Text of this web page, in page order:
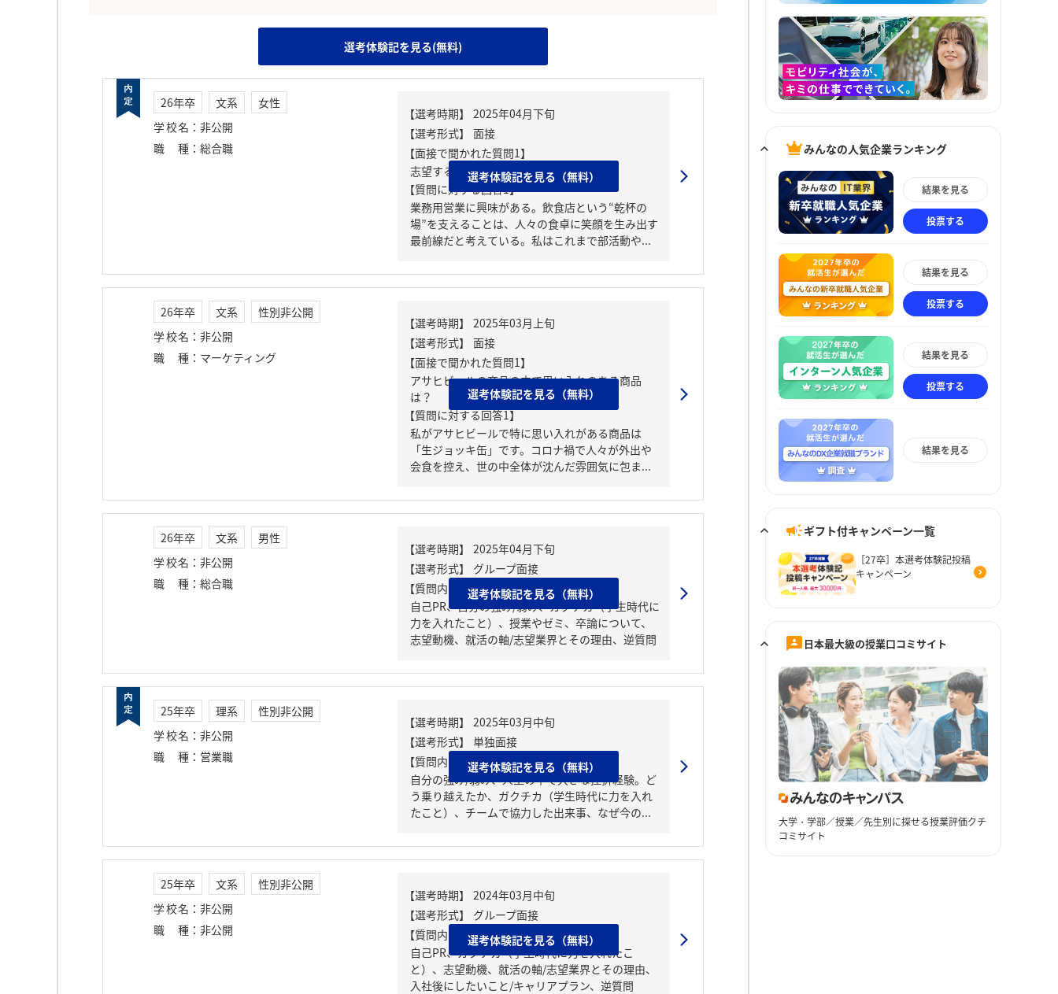
選考体験記を見る(無料)
26年卒 文系
女性
学校名 ： 非公開
職種 ： 総合職
【面接で聞かれた質問1】
志望する職種はなにか
【質問に対する回答1】
業務用営業に興味がある。飲食店という“乾杯の
場”を支えることは、人々の食卓に笑顔を生み出す
最前線だと考えている。私はこれまで部活動や...
選考体験記を見る（無料）
26年卒 文系
性別非公開
学校名 ： 非公開
職種 ： マーケティング
【面接で聞かれた質問1】
アサヒビールの商品の中で思い入れのある商品
は？
【質問に対する回答1】
私がアサヒビールで特に思い入れがある商品は
「生ジョッキ缶」です。コロナ禍で人々が外出や
会食を控え、世の中全体が沈んだ雰囲気に包ま...
選考体験記を見る（無料）
26年卒 文系
男性
学校名 ： 非公開
職種 ： 総合職
【質問内容・課題】
自己PR、自分の強み/弱み、ガクチカ（学生時代に
力を入れたこと）、授業やゼミ、卒論について、
志望動機、就活の軸/志望業界とその理由、逆質問
選考体験記を見る（無料）
25年卒 理系
性別非公開
学校名 ： 非公開
職種 ： 営業職
【質問内容・課題】
自分の強み/弱み、人生の中で大きな挫折経験。ど
う乗り越えたか、ガクチカ（学生時代に力を入れ
たこと）、チームで協力した出来事、なぜ今の...
選考体験記を見る（無料）
25年卒 文系
性別非公開
学校名 ： 非公開
職種 ： 非公開
【質問内容・課題】
自己PR、ガクチカ（学生時代に力を入れたこ
と）、志望動機、就活の軸/志望業界とその理由、
入社後にしたいこと/キャリアプラン、逆質問
選考体験記を見る（無料）
みんなの人気企業ランキング
結果を見る
投票する
結果を見る
投票する
結果を見る
投票する
結果を見る
ギフト付キャンペーン一覧
［27卒］本選考体験記投稿
キャンペーン
日本最大級の授業口コミサイト
大学・学部／授業／先生別に探せる授業評価クチ
コミサイト